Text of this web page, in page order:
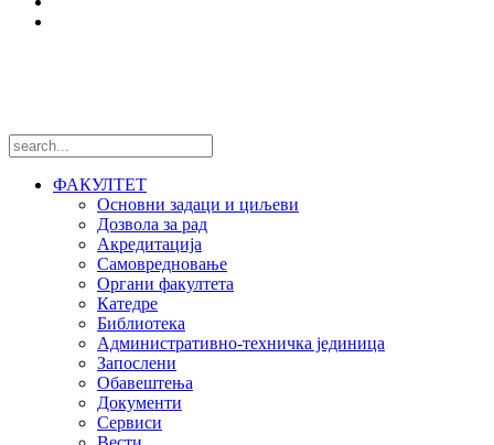
ФАКУЛТЕТ
Основни задаци и циљеви
Дозвола за рад
Акредитација
Самовредновање
Органи факултета
Катедре
Библиотека
Административно-техничка јединица
Запослени
Обавештења
Документи
Сервиси